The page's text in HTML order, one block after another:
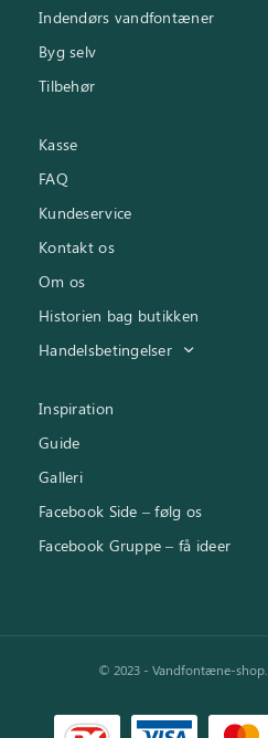
Indendørs vandfontæner
Byg selv
Tilbehør
Kasse
FAQ
Kundeservice
Kontakt os
Om os
Historien bag butikken
Handelsbetingelser
Inspiration
Guide
Galleri
Facebook Side – følg os
Facebook Gruppe – få ideer
© 2023 - Vandfontæne-